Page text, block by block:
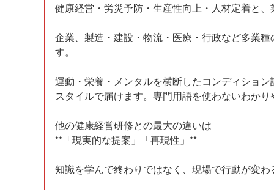
健康経営・労災予防・生産性向上・人材定着と
企業、製造・建設・物流・医療・行政など多業
す。
運動・栄養・メンタルを横断したコンディショ
スタイルで届けます。専門用語を使わないわか
他の健康経営研修との最大の違いは
**「現実的な提案」「再現性」**
知識を学んで終わりではなく、現場で行動が変